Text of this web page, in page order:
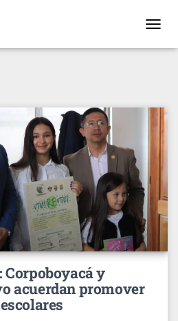
y
acuerdan promover